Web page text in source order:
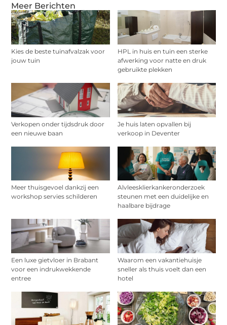
Meer Berichten
Kies de beste tuinafvalzak voor
jouw tuin
HPL in huis en tuin een sterke
afwerking voor natte en druk
gebruikte plekken
Verkopen onder tijdsdruk door
een nieuwe baan
Je huis laten opvallen bij
verkoop in Deventer
Meer thuisgevoel dankzij een
workshop servies schilderen
Alvleesklierkankeronderzoek
steunen met een duidelijke en
haalbare bijdrage
Een luxe gietvloer in Brabant
voor een indrukwekkende
entree
Waarom een vakantiehuisje
sneller als thuis voelt dan een
hotel